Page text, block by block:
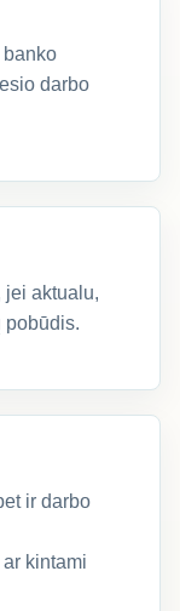
banko
darbo
jei aktualu,
pobūdis.
ir darbo
kintami